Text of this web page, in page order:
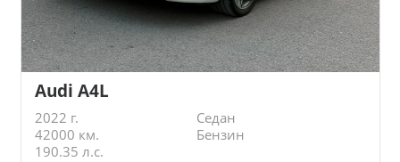
Audi A4L
2022 г.
Седан
42000 км.
Бензин
190.35 л.с.